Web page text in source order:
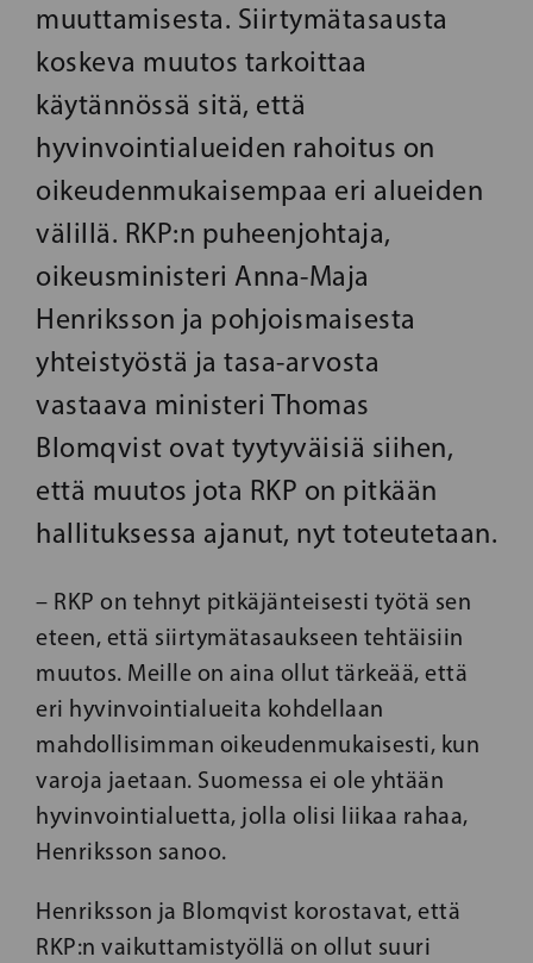
muuttamisesta. Siirtymätasausta
koskeva muutos tarkoittaa
käytännössä sitä, että
hyvinvointialueiden rahoitus on
oikeudenmukaisempaa eri alueiden
välillä. RKP:n puheenjohtaja,
oikeusministeri Anna-Maja
Henriksson ja pohjoismaisesta
yhteistyöstä ja tasa-arvosta
vastaava ministeri Thomas
Blomqvist ovat tyytyväisiä siihen,
että muutos jota RKP on pitkään
hallituksessa ajanut, nyt toteutetaan.
– RKP on tehnyt pitkäjänteisesti työtä sen
eteen, että siirtymätasaukseen tehtäisiin
muutos. Meille on aina ollut tärkeää, että
eri hyvinvointialueita kohdellaan
mahdollisimman oikeudenmukaisesti, kun
varoja jaetaan. Suomessa ei ole yhtään
hyvinvointialuetta, jolla olisi liikaa rahaa,
Henriksson sanoo.
Henriksson ja Blomqvist korostavat, että
RKP:n vaikuttamistyöllä on ollut suuri